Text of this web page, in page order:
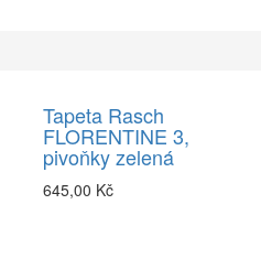
Tapeta Rasch
FLORENTINE 3,
pivoňky zelená
645,00 Kč